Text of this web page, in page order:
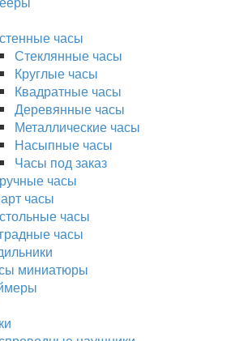
часы
Стеклянные часы
Круглые часы
Квадратные часы
Деревянные часы
Металлические часы
Насыпные часы
Часы под заказ
часы
часы
часы
часы
миниатюры